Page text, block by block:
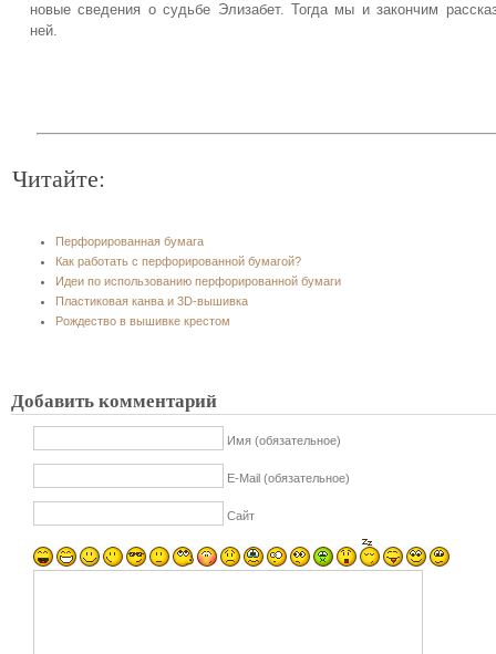
новые сведения о судьбе Элизабет. Тогда мы и закончим
ней.
Читайте:
Перфорированная бумага
Как работать с перфорированной бумагой?
Идеи по использованию перфорированной бумаги
Пластиковая канва и 3D-вышивка
Рождество в вышивке крестом
Добавить комментарий
Имя (обязательное)
E-Mail (обязательное)
Сайт